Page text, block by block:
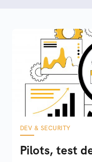
DEV & SECURITY
Pilots, test